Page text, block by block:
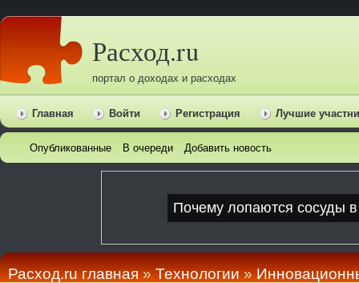
Расход.ru
портал о доходах и расходах
Главная Войти Регистрация Лучшие
Опубликованные В очереди Добавить новость
Расход.ru главная»Технологии»